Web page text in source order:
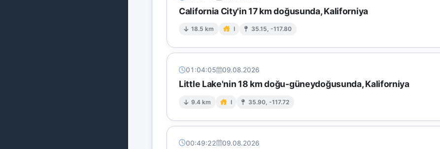
California City'in 17 km doğusunda, Kaliforniya
18.5 km I 35.15, -117.80
01:04:05 09.08.2026
Little Lake'nin 18 km doğu-güneydoğusunda, Kaliforniya
9.4 km I 35.90, -117.72
00:49:22 09.08.2026